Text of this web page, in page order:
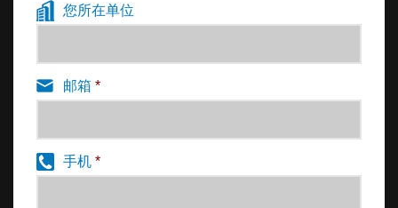
波在自由场或半自由场空间中的传播有如下具体
●点声源的声压随距离衰减，这是声能的平方反
比定律；
2，背景噪音
虽然大型露天停车场、室外篮球场、水泥地上的
您所在单位
邮箱 *
手机 *